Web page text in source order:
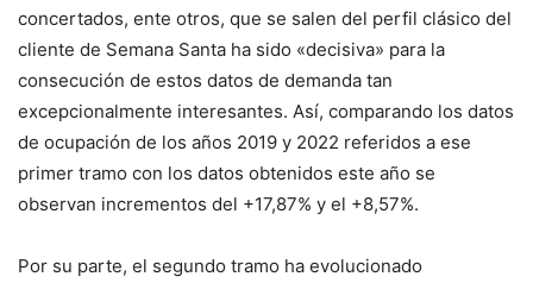
concertados, ente otros, que se salen del perfil clásico del
cliente de Semana Santa ha sido «decisiva» para la
consecución de estos datos de demanda tan
excepcionalmente interesantes. Así, comparando los datos
de ocupación de los años 2019 y 2022 referidos a ese
primer tramo con los datos obtenidos este año se
observan incrementos del +17,87% y el +8,57%.
Por su parte, el segundo tramo ha evolucionado